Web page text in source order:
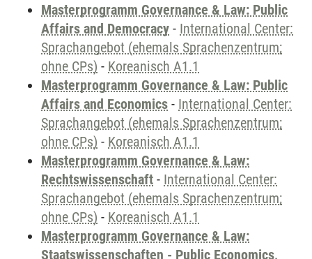
Masterprogramm Governance & Law: Public
Affairs and Democracy - International Center:
Sprachangebot (ehemals Sprachenzentrum;
ohne CPs) - Koreanisch A1.1
Masterprogramm Governance & Law: Public
Affairs and Economics - International Center:
Sprachangebot (ehemals Sprachenzentrum;
ohne CPs) - Koreanisch A1.1
Masterprogramm Governance & Law:
Rechtswissenschaft - International Center:
Sprachangebot (ehemals Sprachenzentrum;
ohne CPs) - Koreanisch A1.1
Masterprogramm Governance & Law:
Staatswissenschaften - Public Economics,